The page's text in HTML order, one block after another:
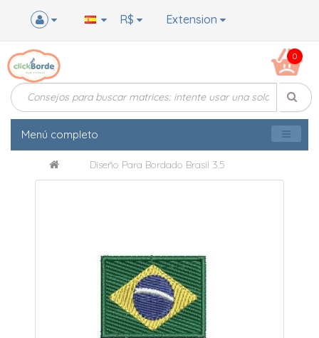
Extension
R$
0
Menú completo
Diseño Para Bordado Brasil 3.5